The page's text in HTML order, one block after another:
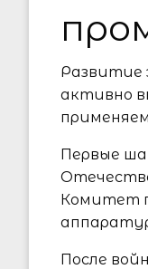
Развитие
активно
Первые
Комитет
После